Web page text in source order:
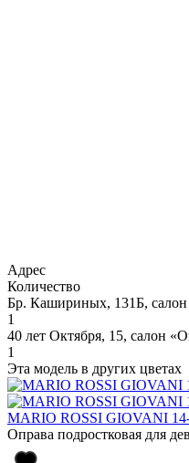
Адрес
Количество
Бр. Кашириных, 131Б,
1
40 лет Октября, 15, салон
1
Эта модель в других цветах
MARIO ROSSI GIOVANI
Оправа подростковая для